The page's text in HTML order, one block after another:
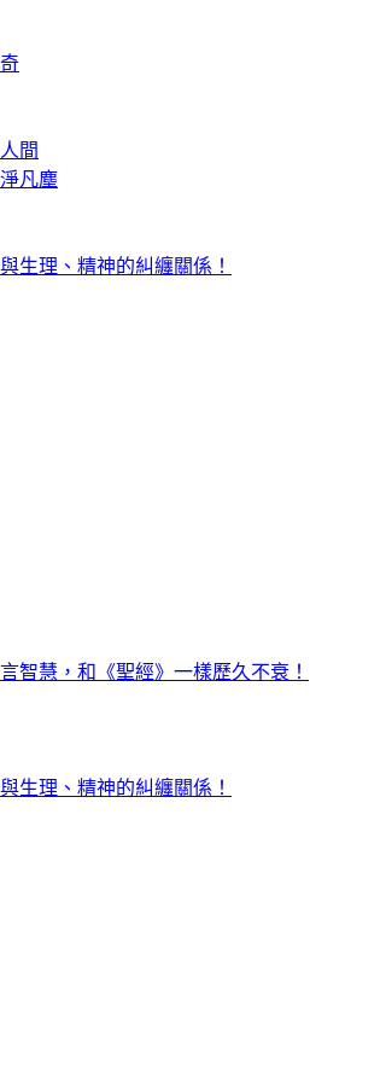
間
凡塵
生理、精神的糾纏關係！
智慧，和《聖經》一樣歷久不衰！
生理、精神的糾纏關係！